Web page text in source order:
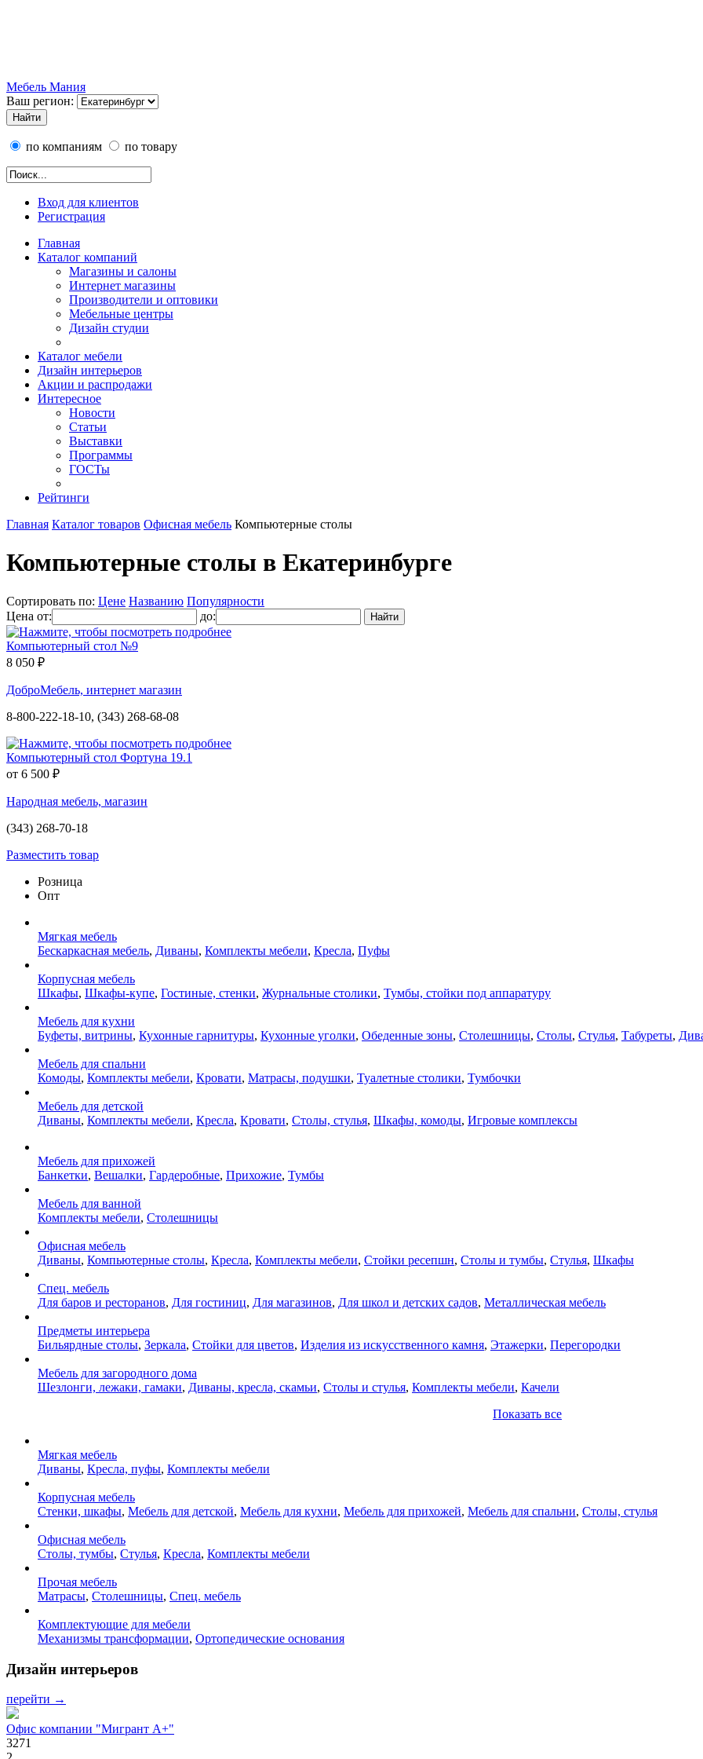
Мебель Мания
Ваш регион:
по компаниям по товару
Вход для клиентов
Регистрация
Главная
Каталог компаний
Магазины и салоны
Интернет магазины
Производители и оптовики
Мебельные центры
Дизайн студии
Каталог мебели
Дизайн интерьеров
Акции и распродажи
Интересное
Новости
Статьи
Выставки
Программы
ГОСТы
Рейтинги
Главная Каталог товаров Офисная мебель Компьютерные столы
Компьютерные столы в Екатеринбурге
Сортировать по: Цене Названию Популярности
Цена от:
до:
Компьютерный стол №9
8 050 ₽
ДоброМебель, интернет магазин
8-800-222-18-10, (343) 268-68-08
Компьютерный стол Фортуна 19.1
от 6 500 ₽
Народная мебель, магазин
(343) 268-70-18
Разместить товар
Розница
Опт
Мягкая мебель
Бескаркасная мебель, Диваны, Комплекты мебели, Кресла, Пуфы
Корпусная мебель
Шкафы, Шкафы-купе, Гостиные, стенки, Журнальные столики, Тумбы, стойки под аппаратуру
Мебель для кухни
Буфеты, витрины, Кухонные гарнитуры, Кухонные уголки, Обеденные зоны, Столешницы, Столы, Стулья, Табуреты,
Мебель для спальни
Комоды, Комплекты мебели, Кровати, Матрасы, подушки, Туалетные столики, Тумбочки
Мебель для детской
Диваны, Комплекты мебели, Кресла, Кровати, Столы, стулья, Шкафы, комоды, Игровые комплексы
Мебель для прихожей
Банкетки, Вешалки, Гардеробные, Прихожие, Тумбы
Мебель для ванной
Комплекты мебели, Столешницы
Офисная мебель
Диваны, Компьютерные столы, Кресла, Комплекты мебели, Стойки ресепшн, Столы и тумбы, Стулья, Шкафы
Спец. мебель
Для баров и ресторанов, Для гостиниц, Для магазинов, Для школ и детских садов, Металлическая мебель
Предметы интерьера
Бильярдные столы, Зеркала, Стойки для цветов, Изделия из искусственного камня, Этажерки, Перегородки
Мебель для загородного дома
Шезлонги, лежаки, гамаки, Диваны, кресла, скамьи, Столы и стулья, Комплекты мебели, Качели
Показать все
Мягкая мебель
Диваны, Кресла, пуфы, Комплекты мебели
Корпусная мебель
Стенки, шкафы, Мебель для детской, Мебель для кухни, Мебель для прихожей, Мебель для спальни, Столы, стулья
Офисная мебель
Столы, тумбы, Стулья, Кресла, Комплекты мебели
Прочая мебель
Матрасы, Столешницы, Спец. мебель
Комплектующие для мебели
Механизмы трансформации, Ортопедические основания
Дизайн интерьеров
перейти →
Офис компании "Мигрант А+"
3271